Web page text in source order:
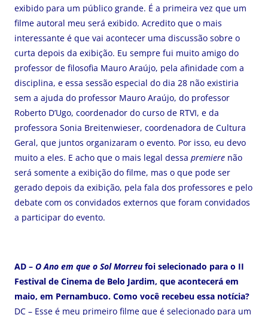
exibido para um público grande. É a primeira vez que um
filme autoral meu será exibido. Acredito que o mais
interessante é que vai acontecer uma discussão sobre o
curta depois da exibição. Eu sempre fui muito amigo do
professor de filosofia Mauro Araújo, pela afinidade com a
disciplina, e essa sessão especial do dia 28 não existiria
sem a ajuda do professor Mauro Araújo, do professor
Roberto D’Ugo, coordenador do curso de RTVI, e da
professora Sonia Breitenwieser, coordenadora de Cultura
Geral, que juntos organizaram o evento. Por isso, eu devo
muito a eles. E acho que o mais legal dessa premiere não
será somente a exibição do filme, mas o que pode ser
gerado depois da exibição, pela fala dos professores e pelo
debate com os convidados externos que foram convidados
a participar do evento.
AD – O Ano em que o Sol Morreufoi selecionado para o II
Festival de Cinema de Belo Jardim, que acontecerá em
maio, em Pernambuco. Como você recebeu essa notícia?
DC – Esse é meu primeiro filme que é selecionado para um